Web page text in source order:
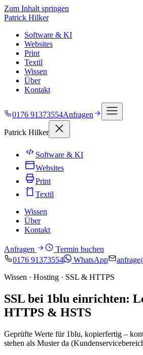
Zum Inhalt springen
Patrick Hilker
Software & KI
Websites
Print
Textil
Wissen
Über
Kontakt
0176 91373554Anfragen
Patrick Hilker
Software & KI
Websites
Print
Textil
Wissen
Über
Kontakt
Anfragen
Termin buchen
0176 91373554
WhatsApp
Wissen · Hosting · SSL & HTTPS
SSL bei 1blu einrichten:
HTTPS & HSTS
Geprüfte Werte für 1blu, kopierfertig –
stehen als Muster da